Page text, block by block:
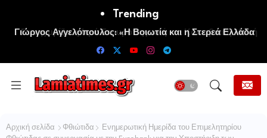
Trending
Πανηγυρίζει η Ιερά Σταυροπηγιακή και Κοινοβιακή Μονή
Μεταμορφώσεως του Σωτήρος Καμενων Βουρλων (Μονή
Αρχική σελίδα Φθιώτιδα
Ενημερωτική Ημερίδα του Επιμελητηρίου